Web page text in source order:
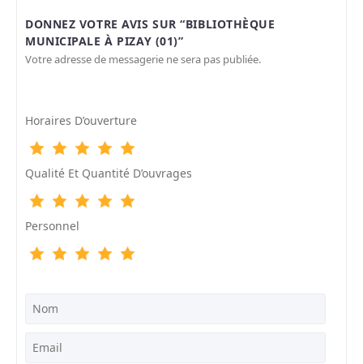
DONNEZ VOTRE AVIS SUR “BIBLIOTHÈQUE
MUNICIPALE À PIZAY (01)”
Votre adresse de messagerie ne sera pas publiée.
Horaires D’ouverture
Qualité Et Quantité D’ouvrages
Personnel